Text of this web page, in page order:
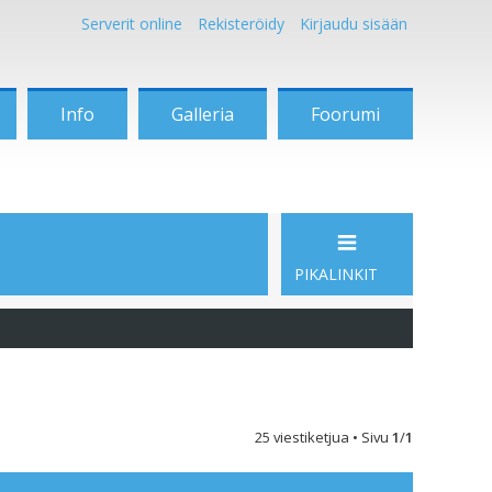
Serverit online Rekisteröidy Kirjaudu sisään
Info Galleria Foorumi
PIKALINKIT
25 viestiketjua • Sivu 1/1